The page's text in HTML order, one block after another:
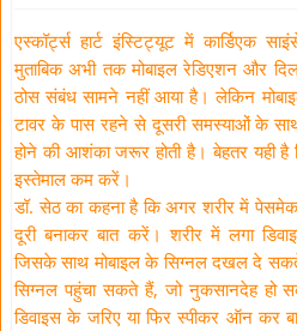
एस्कॉर्ट्स हार्ट इंस्टिट्यूट में
मुताबिक अभी तक मोबाइल रेडिएशन और
ठोस संबंध सामने नहीं आया है। लेकिन
टावर के पास रहने से दूसरी समस्याओं के
होने की आशंका जरूर होती है। बेहतर यही है
इस्तेमाल कम करें।
डॉ. सेठ का कहना है कि अगर शरीर में
दूरी बनाकर बात करें। शरीर में लगा
जिसके साथ मोबाइल के सिग्नल दखल दे
सिग्नल पहुंचा सकते हैं, जो नुकसानदेह हो
डिवाइस के जरिए या फिर स्पीकर ऑन